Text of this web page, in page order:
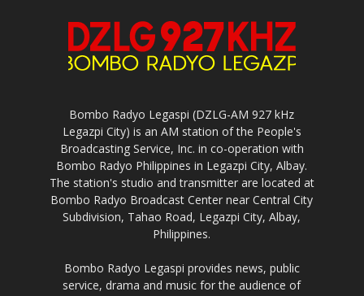
Bombo Radyo Legaspi (DZLG-AM 927 kHz
Legazpi City) is an AM station of the People's
Broadcasting Service, Inc. in co-operation with
Bombo Radyo Philippines in Legazpi City, Albay.
The station's studio and transmitter are located at
Bombo Radyo Broadcast Center near Central City
Subdivision, Tahao Road, Legazpi City, Albay,
Philippines.
Bombo Radyo Legaspi provides news, public
service, drama and music for the audience of